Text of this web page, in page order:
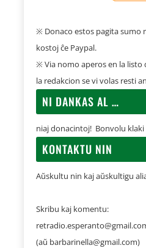
※ Donaco estos pagita sumo
kostoj ĉe Paypal.
※ Via nomo aperos en la
la redakcion se vi volas resti
NI DANKAS AL …
niaj donacintoj! Bonvolu klaki
KONTAKTU NIN
Aŭskultu nin kaj aŭskultigu
Skribu kaj komentu:
(aŭ barbarinella@gmail.com)